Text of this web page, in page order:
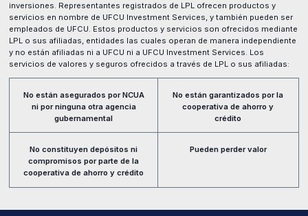
inversiones. Representantes registrados de LPL ofrecen productos y
servicios en nombre de UFCU Investment Services, y también pueden ser
empleados de UFCU. Estos productos y servicios son ofrecidos mediante
LPL o sus afiliadas, entidades las cuales operan de manera independiente
y no están afiliadas ni a UFCU ni a UFCU Investment Services. Los
servicios de valores y seguros ofrecidos a través de LPL o sus afiliadas:
No están asegurados por NCUA
ni por ninguna otra agencia
gubernamental
No están garantizados por la
cooperativa de ahorro y
crédito
No constituyen depósitos ni
compromisos por parte de la
cooperativa de ahorro y crédito
Pueden perder valor